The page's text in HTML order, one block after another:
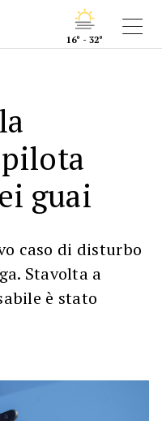
16° - 32°
guai
caso di disturbo
Stavolta a
è stato